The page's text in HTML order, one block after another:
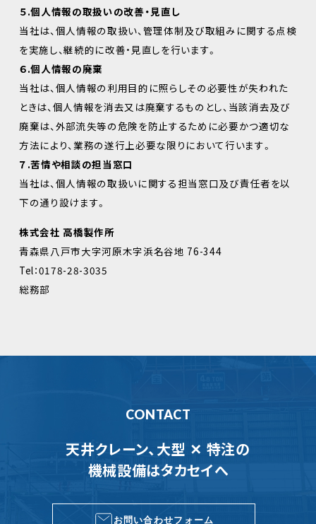
５.個人情報の取扱いの改善・見直し
当社は、個人情報の取扱い、管理体制及び取組みに関する点検
を実施し、継続的に改善・見直しを行います。
６.個人情報の廃棄
当社は、個人情報の利用目的に照らしその必要性が失われた
ときは、個人情報を消去又は廃棄するものとし、当該消去及び
廃棄は、外部流失等の危険を防止するために必要かつ適切な
方法により、業務の遂行上必要な限りにおいて行います。
７.苦情や相談の担当窓口
当社は、個人情報の取扱いに関する担当窓口及び責任者を以
下の通り設けます。
株式会社 高橋製作所
青森県八戸市大字河原木字浜名谷地 76-344
Tel：0178-28-3035
総務部
CONTACT
天井クレーン、大型 ✕ 特注の
機械設備はタカセイへ
お問い合わせフォーム